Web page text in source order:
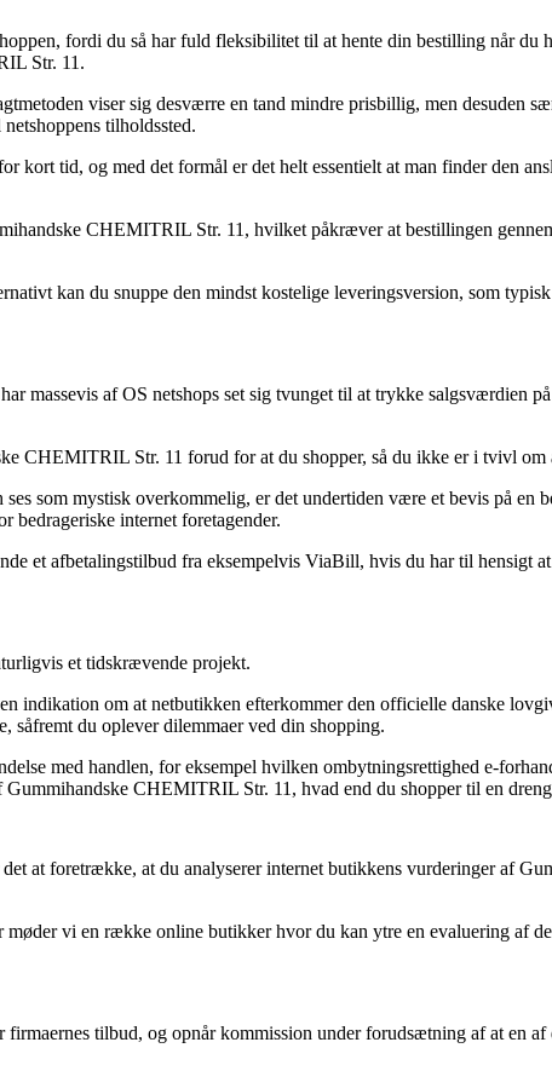
fordi du så har fuld fleksibilitet til at hente din bestilling når du
Str. 11.
viser sig desværre en tand mindre prisbillig, men desuden
tilholdssted.
tid, og med det formål er det helt essentielt at man finder den
CHEMITRIL Str. 11, hvilket påkræver at bestillingen
kan du snuppe den mindst kostelige leveringsversion, som
massevis af OS netshops set sig tvunget til at trykke salgsværdien
CHEMITRIL Str. 11 forud for at du shopper, så du ikke er i tvivl om
som mystisk overkommelig, er det undertiden være et bevis på en
bedrageriske internet foretagender.
et afbetalingstilbud fra eksempelvis ViaBill, hvis du har til hensigt
et tidskrævende projekt.
indikation om at netbutikken efterkommer den officielle danske
såfremt du oplever dilemmaer ved din shopping.
med handlen, for eksempel hvilken ombytningsrettighed e-
CHEMITRIL Str. 11, hvad end du shopper til en
at foretrække, at du analyserer internet butikkens vurderinger af
vi en række online butikker hvor du kan ytre en evaluering af
tilbud, og opnår kommission under forudsætning af at en af